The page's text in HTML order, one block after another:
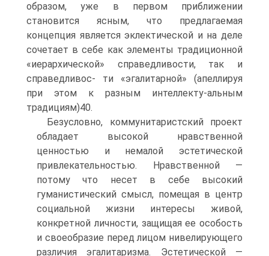
образом, уже в первом приближении
становится ясным, что предлагаемая
концепция является эклектической и на деле
сочетает в себе как элементы традиционной
«иерархической» справедливости, так и
справедливос- ти «эгалитарной» (апеллируя
при этом к разным интеллекту-альным
традициям)40.
Безусловно, коммунитаристский проект
обладает высокой нравственной
ценностью и немалой эстетической
привлекательностью. Нравственной —
потому что несет в себе высокий
гуманистический смысл, помещая в центр
социальной жизни интересы живой,
конкретной личности, защищая ее особость
и своеобразие перед лицом нивелирующего
различия эгалитаризма. Эстетической —